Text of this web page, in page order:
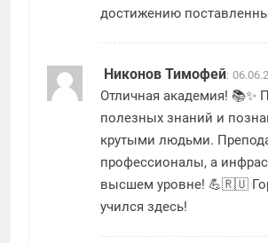
достижению
Никонов Тимофей:
Отличная академия! 📚✨
полезных знаний и
крутыми людьми.
профессионалы, а
высшем уровне! 💪🇷🇺
учился здесь!